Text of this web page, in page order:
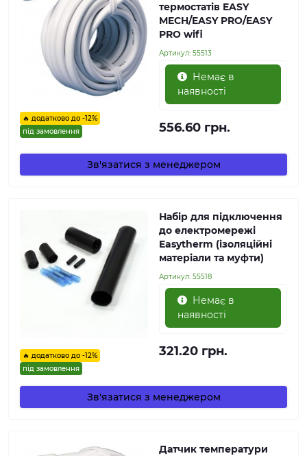
🔥 додатково до -12%
під замовлення
термостатів EASY
MECH/EASY PRO/EASY
PRO wifi
Артикул: 55513
Немає в
наявності
556.60 грн.
Зв'язатися з менеджером
🔥 додатково до -12%
під замовлення
Набір для підключення
до електромережі
Easytherm (ізоляційні
матеріали та муфти)
Артикул: 55518
Немає в
наявності
321.20 грн.
Зв'язатися з менеджером
Датчик температури